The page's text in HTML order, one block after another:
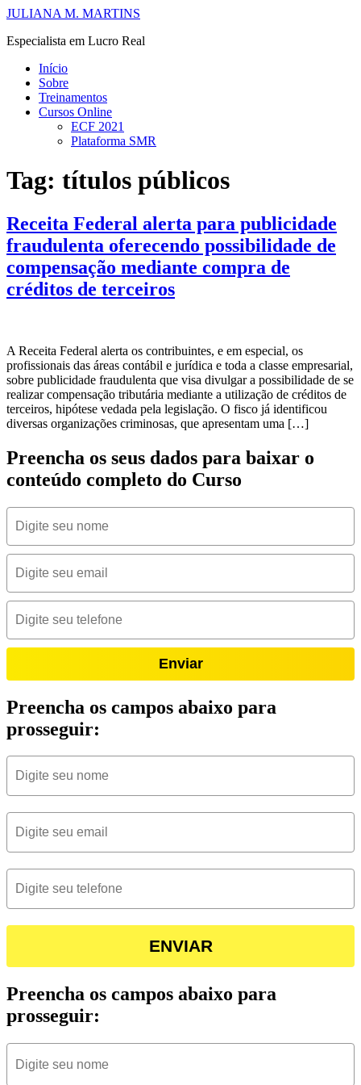
Ir
o
JULIANA M. MARTINS
Especialista em Lucro Real
Início
Sobre
Treinamentos
Cursos Online
ECF 2021
Plataforma SMR
Tag: títulos públicos
Receita Federal alerta para publicidade
fraudulenta oferecendo possibilidade de
compensação mediante compra de
créditos de terceiros
A Receita Federal alerta os contribuintes, e em especial, os
profissionais das áreas contábil e jurídica e toda a classe empresarial,
sobre publicidade fraudulenta que visa divulgar a possibilidade de se
realizar compensação tributária mediante a utilização de créditos de
terceiros, hipótese vedada pela legislação. O fisco já identificou
diversas organizações criminosas, que apresentam uma […]
Preencha os seus dados para baixar o
conteúdo completo do Curso
Enviar
Preencha os campos abaixo para
prosseguir:
ENVIAR
Preencha os campos abaixo para
prosseguir: